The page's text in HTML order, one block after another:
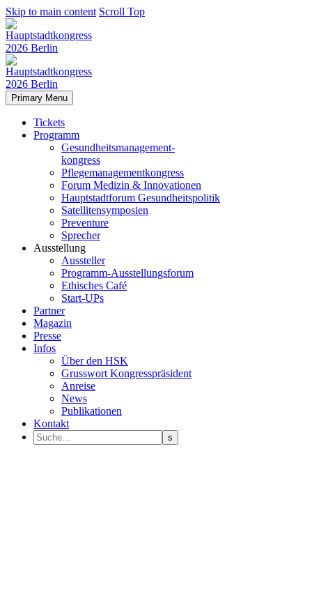
Skip to main content Scroll Top
Primary Menu
Tickets
Programm
Gesundheitsmanagement-
kongress
Pflegemanagementkongress
Forum Medizin & Innovationen
Hauptstadtforum Gesundheitspolitik
Satellitensymposien
Preventure
Sprecher
Ausstellung
Aussteller
Programm-Ausstellungsforum
Ethisches Café
Start-UPs
Partner
Magazin
Presse
Infos
Über den HSK
Grusswort Kongresspräsident
Anreise
News
Publikationen
Kontakt